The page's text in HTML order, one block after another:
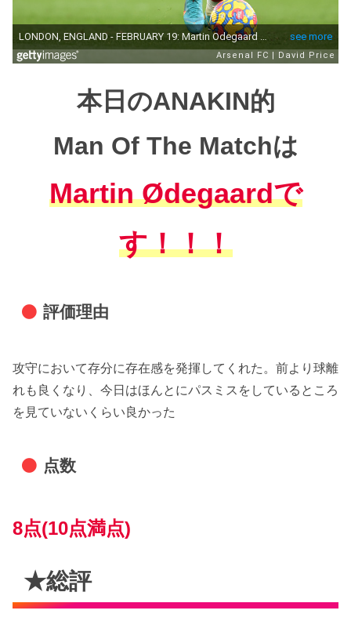
本日のANAKIN的
Man Of The Matchは
Martin Ødegaardで
す！！！
評価理由
攻守において存分に存在感を発揮してくれた。前より球離
れも良くなり、今日はほんとにパスミスをしているところ
を見ていないくらい良かった
点数
8点(10点満点)
★総評